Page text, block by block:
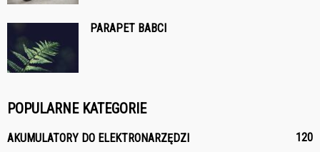
PARAPET BABCI
POPULARNE KATEGORIE
AKUMULATORY DO ELEKTRONARZĘDZI 120